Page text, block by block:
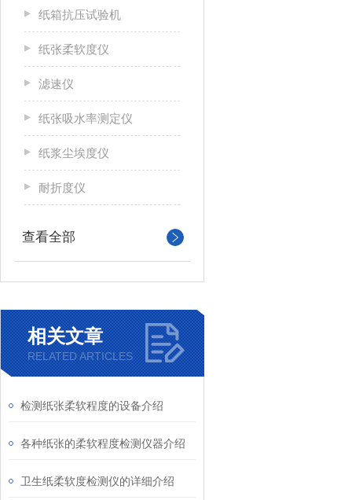
纸箱抗压试验机
纸张柔软度仪
滤速仪
纸张吸水率测定仪
纸浆尘埃度仪
耐折度仪
查看全部
相关文章
RELATED ARTICLES
检测纸张柔软程度的设备介绍
各种纸张的柔软程度检测仪器介绍
卫生纸柔软度检测仪的详细介绍